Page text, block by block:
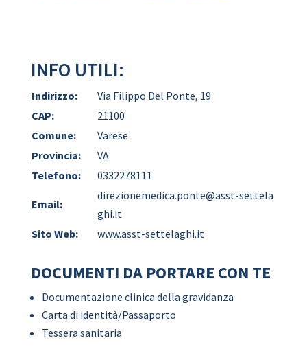
INFO UTILI:
Indirizzo:
Via Filippo Del Ponte, 19
CAP:
21100
Comune:
Varese
Provincia:
VA
Telefono:
0332278111
Email:
direzionemedica.ponte@asst-settela
ghi.it
Sito Web:
www.asst-settelaghi.it
DOCUMENTI DA PORTARE CON TE
Documentazione clinica della gravidanza
Carta di identità/Passaporto
Tessera sanitaria